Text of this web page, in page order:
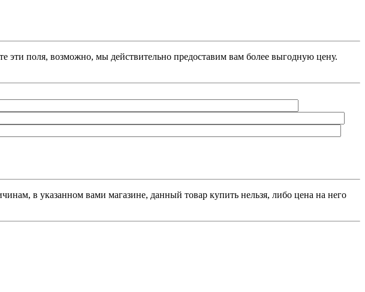
эти поля, возможно, мы действительно предоставим вам более выгодную цену.
в указанном вами магазине, данный товар купить нельзя, либо цена на него